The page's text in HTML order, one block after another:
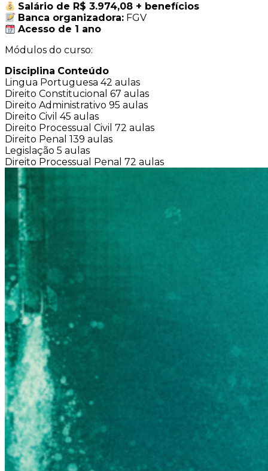
Salário de R$ 3.974,08 + benefícios
Banca organizadora: FGV
Acesso de 1 ano
Módulos do curso:
Disciplina Conteúdo
Lingua Portuguesa 42 aulas
Direito Constitucional 67 aulas
Direito Administrativo 95 aulas
Direito Civil 45 aulas
Direito Processual Civil 72 aulas
Direito Penal 139 aulas
Legislação 5 aulas
Direito Processual Penal 72 aulas